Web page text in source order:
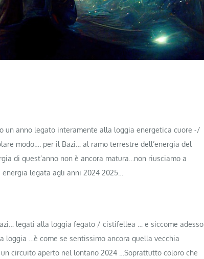
un anno legato interamente alla loggia energetica cuore -/
modo…. per il Bazi… al ramo terrestre dell’energia del
di quest’anno non è ancora matura…non riusciamo a
legata agli anni 2024 2025…
legati alla loggia fegato / cistifellea … e siccome adesso
…è come se sentissimo ancora quella vecchia
circuito aperto nel lontano 2024 …Soprattutto coloro che